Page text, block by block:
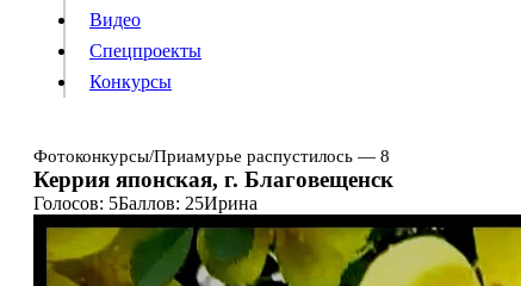
Конкурсы
ИнформацияПодпискаРекламаВсе новости Архив
Видео
Спецпроекты
Конкурсы
Фотоконкурсы/Приамурье распустилось — 8
Керрия японская, г. Благовещенск
Голосов: 5Баллов: 25Ирина